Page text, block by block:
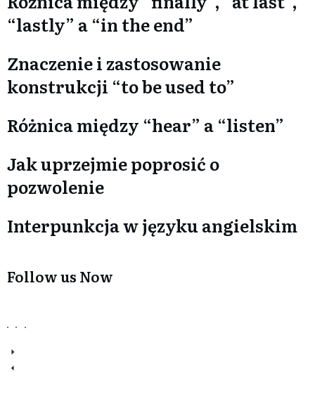
“lastly” a “in the end”
Znaczenie i zastosowanie
konstrukcji “to be used to”
Różnica między “hear” a “listen”
Jak uprzejmie poprosić o
pozwolenie
Interpunkcja w języku angielskim
Follow us Now